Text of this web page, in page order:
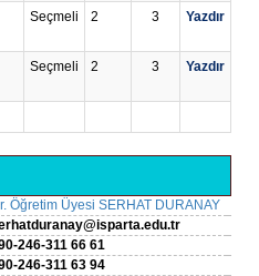
Seçmeli 2 3 Yazdır
Seçmeli 2 3 Yazdır
Öğretim Üyesi SERHAT DURANAY
246-311 66 61
246-311 63 94